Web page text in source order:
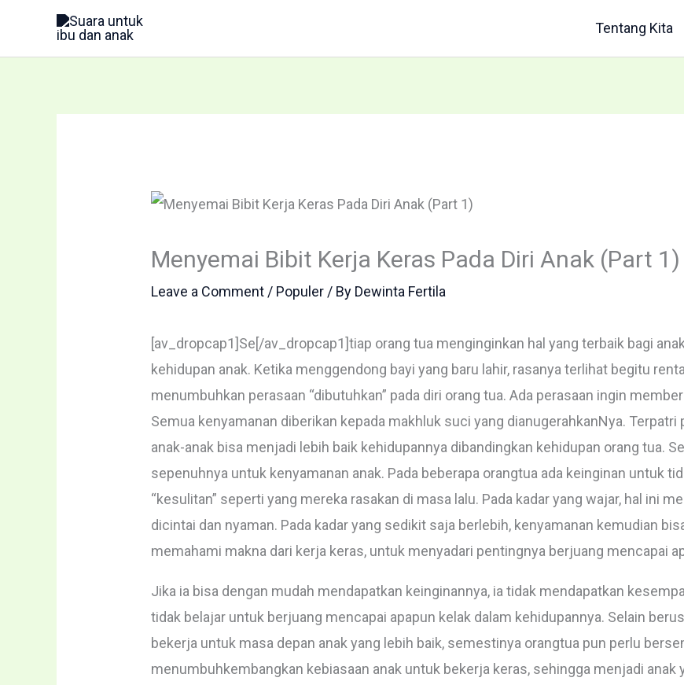
Tentang Kita
Menyemai Bibit Kerja Keras Pada Diri Anak (Part 1)
Leave a Comment / Populer / By Dewinta Fertila
[av_dropcap1]Se[/av_dropcap1]tiap orang tua menginginkan hal yang terbaik bagi
kehidupan anak. Ketika menggendong bayi yang baru lahir, rasanya terlihat begitu
menumbuhkan perasaan “dibutuhkan” pada diri orang tua. Ada perasaan ingin
Semua kenyamanan diberikan kepada makhluk suci yang dianugerahkanNya. Terpatri
anak-anak bisa menjadi lebih baik kehidupannya dibandingkan kehidupan orang tua.
sepenuhnya untuk kenyamanan anak. Pada beberapa orangtua ada keinginan untuk
“kesulitan” seperti yang mereka rasakan di masa lalu. Pada kadar yang wajar, hal ini
dicintai dan nyaman. Pada kadar yang sedikit saja berlebih, kenyamanan kemudian
memahami makna dari kerja keras, untuk menyadari pentingnya berjuang mencapai
Jika ia bisa dengan mudah mendapatkan keinginannya, ia tidak mendapatkan
tidak belajar untuk berjuang mencapai apapun kelak dalam kehidupannya. Selain
bekerja untuk masa depan anak yang lebih baik, semestinya orangtua pun perlu
menumbuhkembangkan kebiasaan anak untuk bekerja keras, sehingga menjadi anak